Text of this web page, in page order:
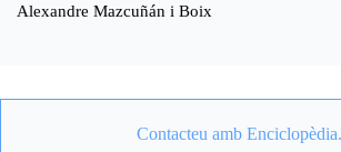
Alexandre Mazcuñán i Boix
Contacteu amb